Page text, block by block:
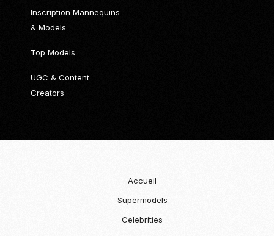
Inscription Mannequins
& Models
Top Models
UGC & Content
Creators
Accueil
Supermodels
Celebrities